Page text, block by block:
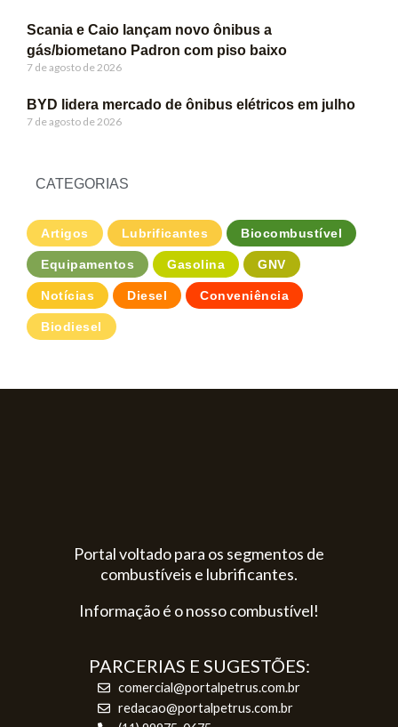
Scania e Caio lançam novo ônibus a
gás/biometano Padron com piso baixo
7 de agosto de 2026
BYD lidera mercado de ônibus elétricos em julho
7 de agosto de 2026
CATEGORIAS
Artigos Lubrificantes Biocombustível
Equipamentos Gasolina GNV
Notícias Diesel Conveniência
Biodiesel
Portal voltado para os segmentos de
combustíveis e lubrificantes.
Informação é o nosso combustível!
PARCERIAS E SUGESTÕES:
comercial@portalpetrus.com.br
redacao@portalpetrus.com.br